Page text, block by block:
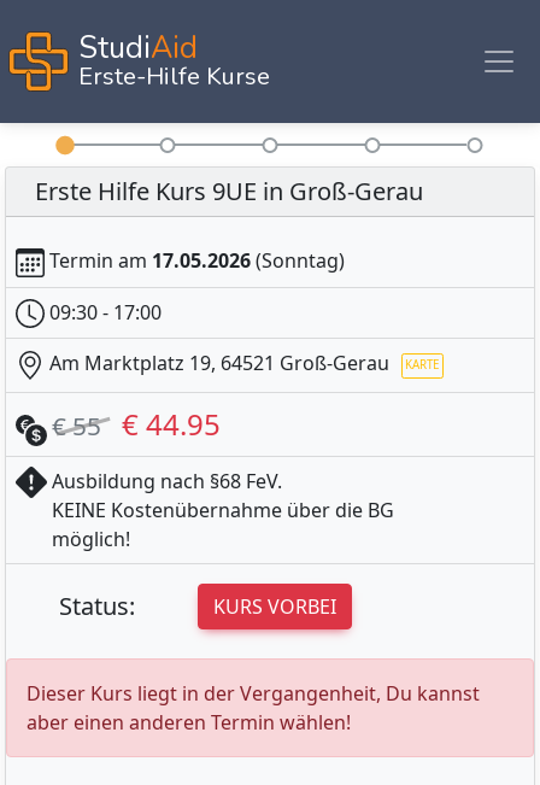
StudiAid
Erste-Hilfe Kurse
Erste Hilfe Kurs 9UE in Groß-Gerau
Termin am 17.05.2026(Sonntag)
09:30 - 17:00
Am Marktplatz 19, 64521 Groß-Gerau
€ 55 € 44.95
Ausbildung nach §68 FeV.
KEINE Kostenübernahme über die BG
möglich!
Status: KURS VORBEI
Dieser Kurs liegt in der Vergangenheit, Du kannst
aber einen anderen Termin wählen!